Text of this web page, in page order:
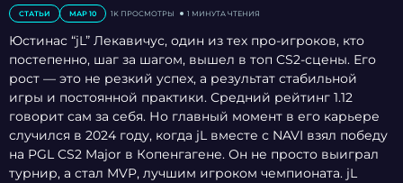
СТАТЬИ МАР 10 1K ПРОСМОТРЫ 1 МИНУТА ЧТЕНИЯ
Юстинас “jL” Лекавичус, один из тех про-игроков, кто
постепенно, шаг за шагом, вышел в топ CS2-сцены. Его
рост — это не резкий успех, а результат стабильной
игры и постоянной практики. Средний рейтинг 1.12
говорит сам за себя. Но главный момент в его карьере
случился в 2024 году, когда jL вместе с NAVI взял победу
на PGL CS2 Major в Копенгагене. Он не просто выиграл
турнир, а стал MVP, лучшим игроком чемпионата. jL